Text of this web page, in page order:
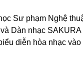
Sư phạm Nghệ
Dàn nhạc SAKURA
diễn hòa nhạc